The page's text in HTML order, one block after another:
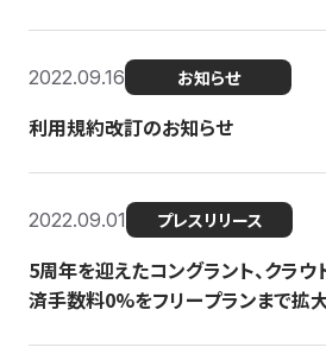
2022.09.16 お知らせ
利用規約改訂のお知らせ
2022.09.01 プレスリリース
5周年を迎えたコングラント、クラウ
済手数料0%をフリープランまで拡